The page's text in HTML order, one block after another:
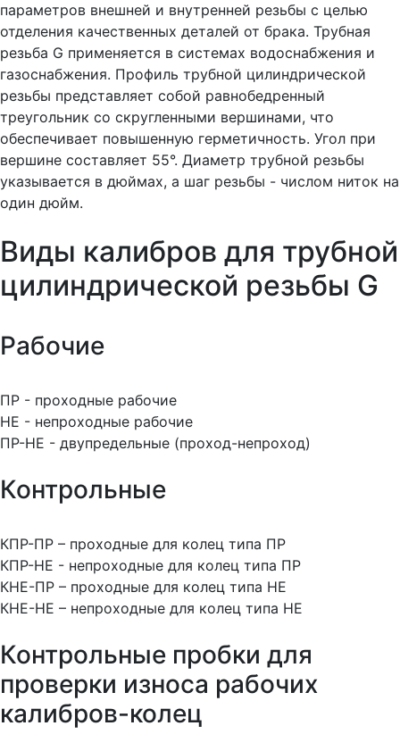
параметров внешней и внутренней резьбы с целью
отделения качественных деталей от брака. Трубная
резьба G применяется в системах водоснабжения и
газоснабжения. Профиль трубной цилиндрической
резьбы представляет собой равнобедренный
треугольник со скругленными вершинами, что
обеспечивает повышенную герметичность. Угол при
вершине составляет 55°. Диаметр трубной резьбы
указывается в дюймах, а шаг резьбы - числом ниток на
один дюйм.
Виды калибров для трубной
цилиндрической резьбы G
Рабочие
ПР - проходные рабочие
НЕ - непроходные рабочие
ПР-НЕ - двупредельные (проход-непроход)
Контрольные
КПР-ПР – проходные для колец типа ПР
КПР-НЕ - непроходные для колец типа ПР
КНЕ-ПР – проходные для колец типа НЕ
КНЕ-НЕ – непроходные для колец типа НЕ
Контрольные пробки для
проверки износа рабочих
калибров-колец